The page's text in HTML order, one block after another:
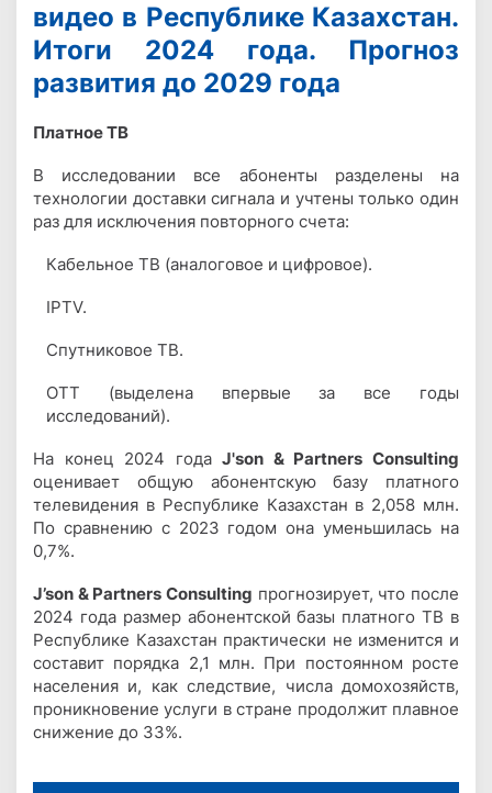
видео в Республике Казахстан.
Итоги 2024 года. Прогноз
развития до 2029 года
Платное ТВ
В исследовании все абоненты разделены на
технологии доставки сигнала и учтены только один
раз для исключения повторного счета:
Кабельное ТВ (аналоговое и цифровое).
IPTV.
Спутниковое ТВ.
ОТТ (выделена впервые за все годы
исследований).
На конец 2024 года J'son & Partners Consulting
оценивает общую абонентскую базу платного
телевидения в Республике Казахстан в 2,058 млн.
По сравнению с 2023 годом она уменьшилась на
0,7%.
J’son & Partners Consulting прогнозирует, что после
2024 года размер абонентской базы платного ТВ в
Республике Казахстан практически не изменится и
составит порядка 2,1 млн. При постоянном росте
населения и, как следствие, числа домохозяйств,
проникновение услуги в стране продолжит плавное
снижение до 33%.